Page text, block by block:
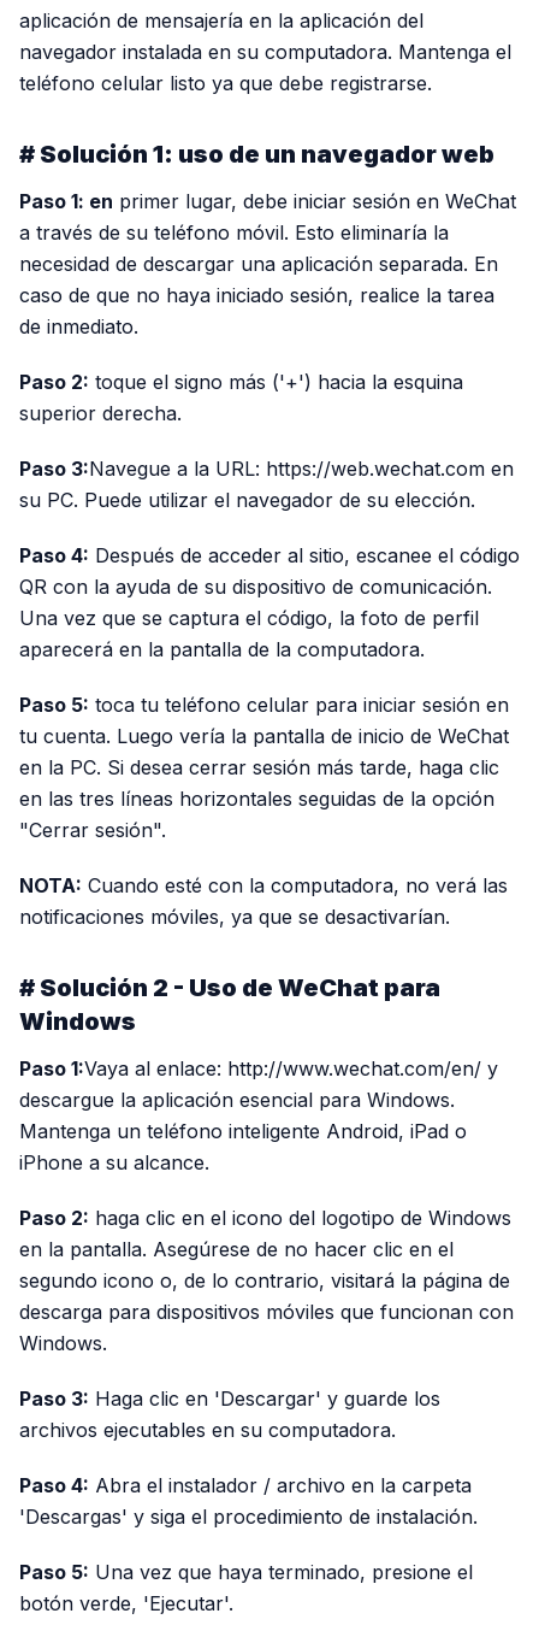
aplicación de mensajería en la aplicación del
navegador instalada en su computadora. Mantenga el
teléfono celular listo ya que debe registrarse.
# Solución 1: uso de un navegador web
Paso 1: en primer lugar, debe iniciar sesión en WeChat
a través de su teléfono móvil. Esto eliminaría la
necesidad de descargar una aplicación separada. En
caso de que no haya iniciado sesión, realice la tarea
de inmediato.
Paso 2: toque el signo más ('+') hacia la esquina
superior derecha.
Paso 3:Navegue a la URL: https://web.wechat.com en
su PC. Puede utilizar el navegador de su elección.
Paso 4: Después de acceder al sitio, escanee el código
QR con la ayuda de su dispositivo de comunicación.
Una vez que se captura el código, la foto de perfil
aparecerá en la pantalla de la computadora.
Paso 5: toca tu teléfono celular para iniciar sesión en
tu cuenta. Luego vería la pantalla de inicio de WeChat
en la PC. Si desea cerrar sesión más tarde, haga clic
en las tres líneas horizontales seguidas de la opción
"Cerrar sesión".
NOTA: Cuando esté con la computadora, no verá las
notificaciones móviles, ya que se desactivarían.
# Solución 2 - Uso de WeChat para
Windows
Paso 1:Vaya al enlace: http://www.wechat.com/en/ y
descargue la aplicación esencial para Windows.
Mantenga un teléfono inteligente Android, iPad o
iPhone a su alcance.
Paso 2: haga clic en el icono del logotipo de Windows
en la pantalla. Asegúrese de no hacer clic en el
segundo icono o, de lo contrario, visitará la página de
descarga para dispositivos móviles que funcionan con
Windows.
Paso 3: Haga clic en 'Descargar' y guarde los
archivos ejecutables en su computadora.
Paso 4: Abra el instalador / archivo en la carpeta
'Descargas' y siga el procedimiento de instalación.
Paso 5: Una vez que haya terminado, presione el
botón verde, 'Ejecutar'.